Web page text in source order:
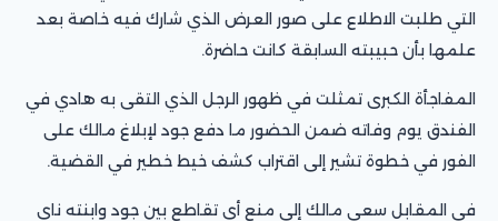
التي طلبت الاطلاع على صور العرض الذي شارك فيه خاصة بعد
علمها بأن حبيبته السابقة كانت حاضرة.
المفاجأة الكبرى تمثلت في ظهور الرجل الذي التقى به هادي في
الفندق يوم وفاته ضمن الحضور ما دفع جود لإبلاغ مالك على
الفور في خطوة تشير إلى اقتراب كشف خيط خطير في القضية.
في المقابل سعى مالك إلى منع أي تقاطع بين جود وابنته ناي